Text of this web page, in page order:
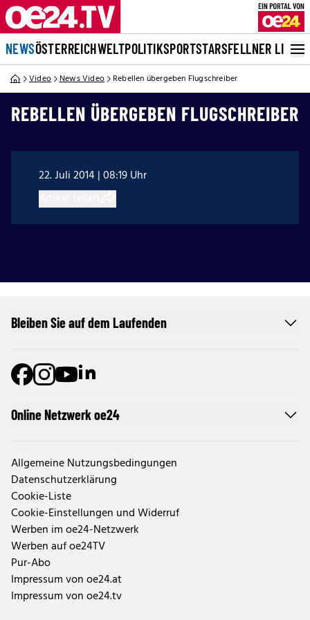
NEWSÖSTERREICHWELTPOLITIKSPORTSTARSFELLNER LIVE
Video News Video Rebellen übergeben Flugschreiber
REBELLEN ÜBERGEBEN FLUGSCHREIBER
22. Juli 2014 | 08:19 Uhr
Online Netzwerk oe24
Allgemeine Nutzungsbedingungen
Datenschutzerklärung
Cookie-Liste
Cookie-Einstellungen und Widerruf
Werben im oe24-Netzwerk
Werben auf oe24TV
Pur-Abo
Impressum von oe24.at
Impressum von oe24.tv
Bleiben Sie auf dem Laufenden